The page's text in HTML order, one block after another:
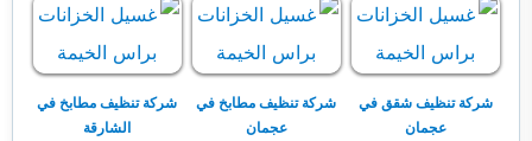
شركة تنظيف شقق في
عجمان
شركة تنظيف مطابخ في
عجمان
شركة تنظيف مطابخ في
الشارقة